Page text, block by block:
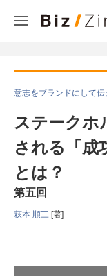
意志をブランドにして
ステークホ
される「成
とは？
第五回
萩本 順三 [著]